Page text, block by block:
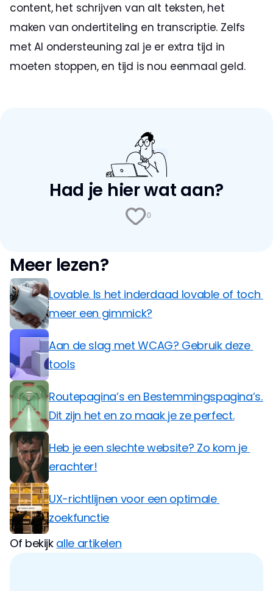
content, het schrijven van alt teksten, het
maken van ondertiteling en transcriptie. Zelfs
met AI ondersteuning zal je er extra tijd in
moeten stoppen, en tijd is nou eenmaal geld.
Had je hier wat aan?
0
Meer lezen?
Lovable. Is het inderdaad lovable of toch
meer een gimmick?
Aan de slag met WCAG? Gebruik deze
tools
Routepagina’s en Bestemmingspagina’s.
Dit zijn het en zo maak je ze perfect.
Heb je een slechte website? Zo kom je
erachter!
UX-richtlijnen voor een optimale
zoekfunctie
Of bekijk alle artikelen